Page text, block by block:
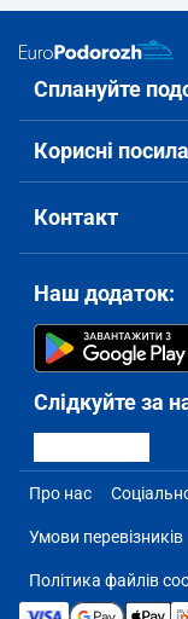
Сплануйте
Корисні
Контакт
Наш додаток:
Слідкуйте за
Про нас
Умови перевізників
Політика файлів